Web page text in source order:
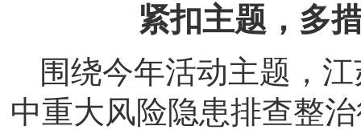
紧扣主题，多
围绕今年活动主题，
中重大风险隐患排查整